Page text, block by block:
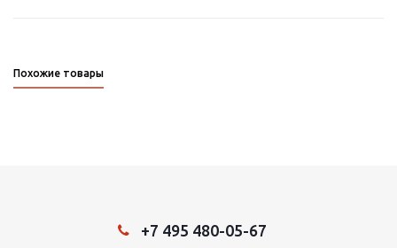
Похожие товары
+7 495 480-05-67